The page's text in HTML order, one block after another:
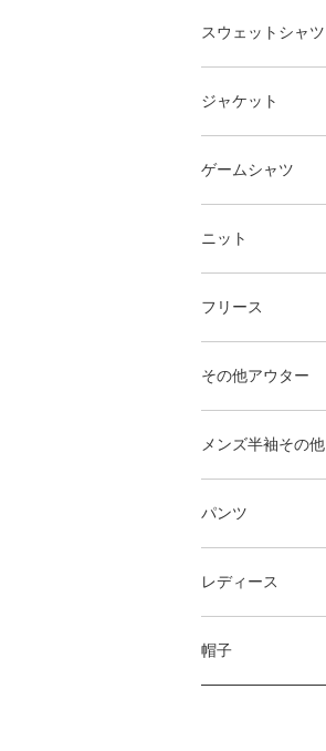
スウェットシャツ
ジャケット
ゲームシャツ
ニット
フリース
その他アウター
メンズ半袖その他
パンツ
レディース
帽子